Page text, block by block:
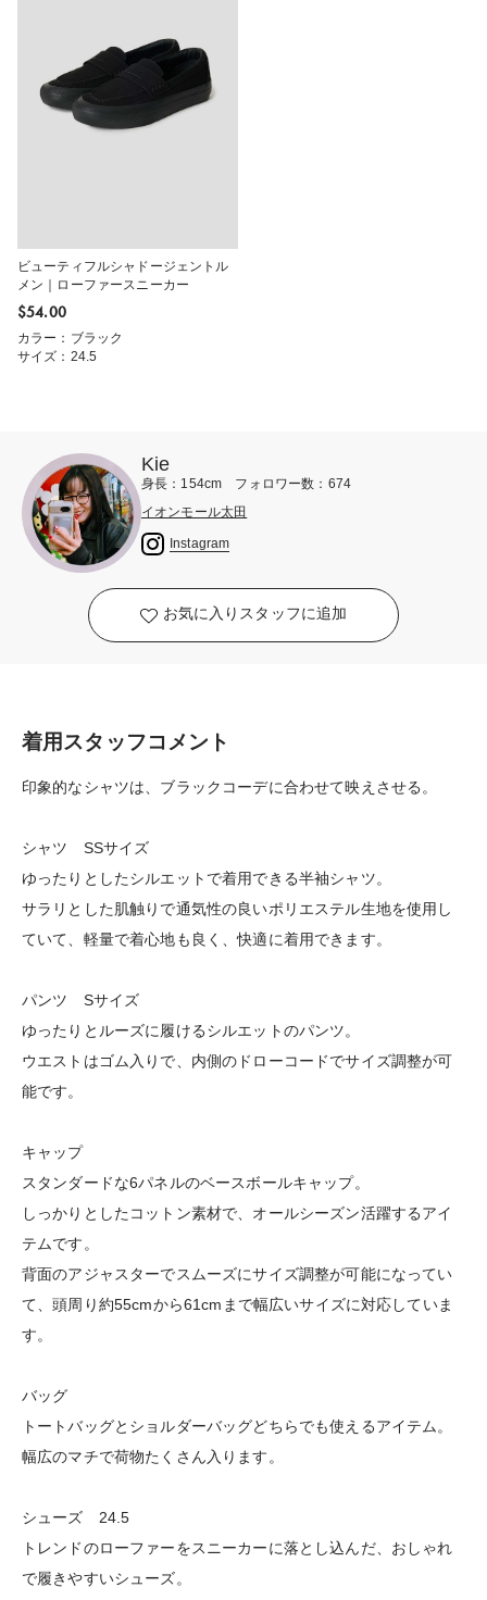
ビューティフルシャドージェントル
メン｜ローファースニーカー
$‌54.00
カラー：ブラック
サイズ：24.5
Kie
身長：154cm フォロワー数：674
イオンモール太田
Instagram
お気に入りスタッフに追加
着用スタッフコメント
印象的なシャツは、ブラックコーデに合わせて映えさせる。
シャツ SSサイズ
ゆったりとしたシルエットで着用できる半袖シャツ。
サラリとした肌触りで通気性の良いポリエステル生地を使用し
ていて、軽量で着心地も良く、快適に着用できます。
パンツ Sサイズ
ゆったりとルーズに履けるシルエットのパンツ。
ウエストはゴム入りで、内側のドローコードでサイズ調整が可
能です。
キャップ
スタンダードな6パネルのベースボールキャップ。
しっかりとしたコットン素材で、オールシーズン活躍するアイ
テムです。
背面のアジャスターでスムーズにサイズ調整が可能になってい
て、頭周り約55cmから61cmまで幅広いサイズに対応していま
す。
バッグ
トートバッグとショルダーバッグどちらでも使えるアイテム。
幅広のマチで荷物たくさん入ります。
シューズ 24.5
トレンドのローファーをスニーカーに落とし込んだ、おしゃれ
で履きやすいシューズ。